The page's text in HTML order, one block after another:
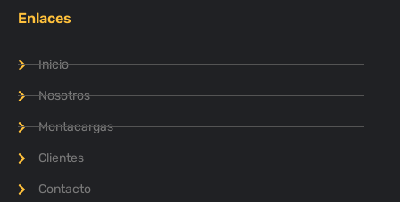
Enlaces
Inicio
Nosotros
Montacargas
Clientes
Contacto